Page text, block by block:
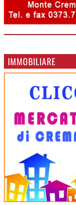
IMMOBILIARE